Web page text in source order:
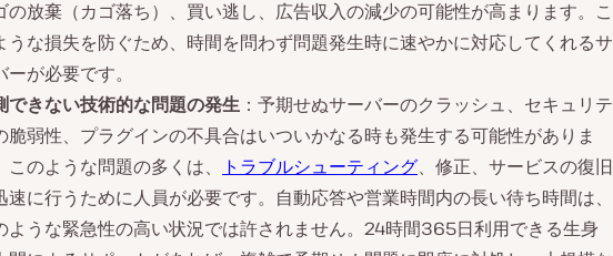
の放棄（カゴ落ち）、買い逃し、広告収入の減少の可能性が高まります。こ
うな損失を防ぐため、時間を問わず問題発生時に速やかに対応してくれるサ
ーが必要です。
できない技術的な問題の発生 ：予期せぬサーバーのクラッシュ、セキュリテ
脆弱性、プラグインの不具合はいついかなる時も発生する可能性がありま
このような問題の多くは、
トラブルシューティング、修正、サービスの復旧
速に行うために人員が必要です。自動応答や営業時間内の長い待ち時間は、
ような緊急性の高い状況では許されません。24時間365日利用できる生身